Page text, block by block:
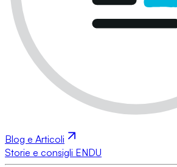
Blog e Articoli
Storie e consigli ENDU